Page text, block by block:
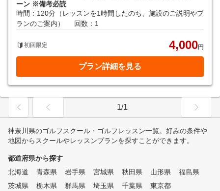
ーン ※備考必読
時間：120分（レッスンを1時間したのち、施設のご説明やプ
ランのご案内）
回数：1
初回限定 4,000円
プラン詳細を見る
1/1
神奈川県のゴルフスクール・ゴルフレッスン一覧。好みの条件や
地図からスクールやレッスンプランを探すことができます。
都道府県から探す
北海道
青森県 岩手県 宮城県 秋田県 山形県
福島県
茨城県
栃木県 群馬県 埼玉県 千葉県
東京都